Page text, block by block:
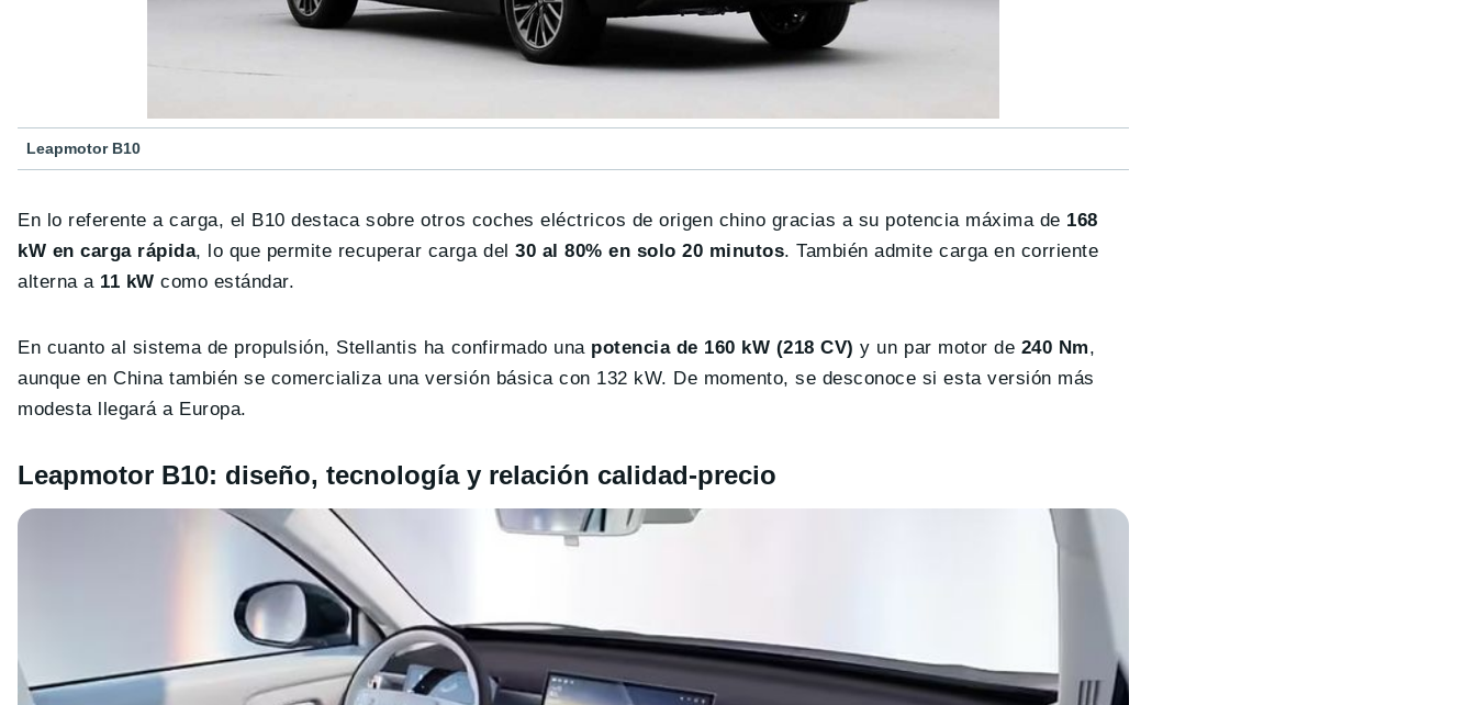
Leapmotor B10
En lo referente a carga, el B10 destaca sobre otros coches eléctricos de origen chino gracias a su potencia máxima de 168
kW en carga rápida, lo que permite recuperar carga del30 al 80% en solo 20 minutos. También admite carga en corriente
alterna a 11 kW como estándar.
En cuanto al sistema de propulsión, Stellantis ha confirmado una potencia de 160 kW (218 CV) y un par motor de 240 Nm,
aunque en China también se comercializa una versión básica con 132 kW. De momento, se desconoce si esta versión más
modesta llegará a Europa.
Leapmotor B10: diseño, tecnología y relación calidad-precio